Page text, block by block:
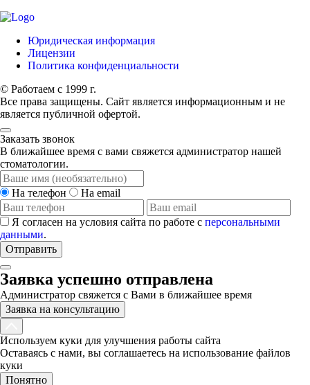
Юридическая информация
Лицензии
Политика конфиденциальности
© Работаем с 1999 г.
Все права защищены. Сайт является информационным и не
является публичной офертой.
Заказать звонок
В ближайшее время с вами свяжется администратор нашей
стоматологии.
На телефон На email
Я согласен на условия сайта по работе с персональными
данными.
Отправить
Заявка успешно отправлена
Администратор свяжется с Вами в ближайшее время
Заявка на консультацию
Используем куки для улучшения работы сайта
Оставаясь с нами, вы соглашаетесь на использование файлов
куки
Понятно